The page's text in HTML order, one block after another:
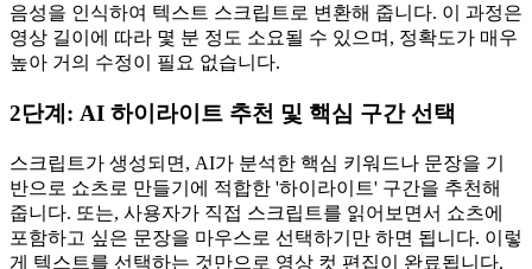
음성을 인식하여 텍스트 스크립트로 변환해 줍니다. 이 과정은
영상 길이에 따라 몇 분 정도 소요될 수 있으며, 정확도가 매우
높아 거의 수정이 필요 없습니다.
2단계: AI 하이라이트 추천 및 핵심 구간 선택
스크립트가 생성되면, AI가 분석한 핵심 키워드나 문장을 기
반으로 쇼츠로 만들기에 적합한 '하이라이트' 구간을 추천해
줍니다. 또는, 사용자가 직접 스크립트를 읽어보면서 쇼츠에
포함하고 싶은 문장을 마우스로 선택하기만 하면 됩니다. 이렇
게 텍스트를 선택하는 것만으로 영상 컷 편집이 완료됩니다.